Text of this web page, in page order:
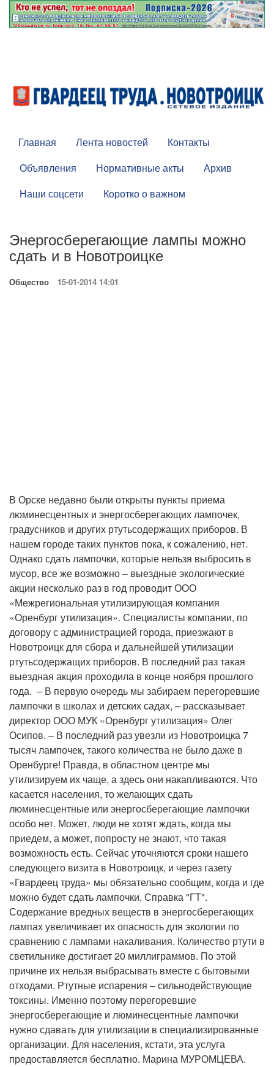
Главная Лента новостей
Контакты
Объявления
Нормативные акты
Архив
Наши соцсети
Коротко о важном
Энергосберегающие лампы можно
сдать и в Новотроицке
Общество 15-01-2014 14:01
В Орске недавно были открыты пункты приема
люминесцентных и энергосберегающих лампочек,
градусников и других ртутьсодержащих приборов. В
нашем городе таких пунктов пока, к сожалению, нет.
Однако сдать лампочки, которые нельзя выбросить в
мусор, все же возможно – выездные экологические
акции несколько раз в год проводит ООО
«Межрегиональная утилизирующая компания
«Оренбург утилизация». Специалисты компании, по
договору с администрацией города, приезжают в
Новотроицк для сбора и дальнейшей утилизации
ртутьсодержащих приборов. В последний раз такая
выездная акция проходила в конце ноября прошлого
года. – В первую очередь мы забираем перегоревшие
лампочки в школах и детских садах, – рассказывает
директор ООО МУК «Оренбург утилизация» Олег
Осипов. – В последний раз увезли из Новотроицка 7
тысяч лампочек, такого количества не было даже в
Оренбурге! Правда, в областном центре мы
утилизируем их чаще, а здесь они накапливаются. Что
касается населения, то желающих сдать
люминесцентные или энергосберегающие лампочки
особо нет. Может, люди не хотят ждать, когда мы
приедем, а может, попросту не знают, что такая
возможность есть. Сейчас уточняются сроки нашего
следующего визита в Новотроицк, и через газету
«Гвардеец труда» мы обязательно сообщим, когда и где
можно будет сдать лампочки. Справка "ГТ".
Содержание вредных веществ в энергосберегающих
лампах увеличивает их опасность для экологии по
сравнению с лампами накаливания. Количество ртути в
светильнике достигает 20 миллиграммов. По этой
причине их нельзя выбрасывать вместе с бытовыми
отходами. Ртутные испарения – сильнодействующие
токсины. Именно поэтому перегоревшие
энергосберегающие и люминесцентные лампочки
нужно сдавать для утилизации в специализированные
организации. Для населения, кстати, эта услуга
предоставляется бесплатно. Марина МУРОМЦЕВА.